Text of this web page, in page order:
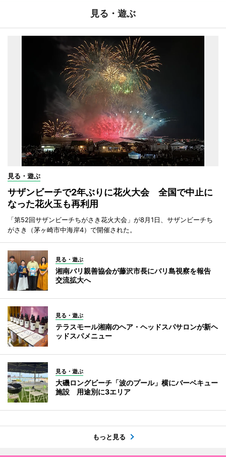
見る・遊ぶ
見る・遊ぶ
サザンビーチで2年ぶりに花火大会 全国で中止に
なった花火玉も再利用
「第52回サザンビーチちがさき花火大会」が8月1日、サザンビーチち
がさき（茅ヶ崎市中海岸4）で開催された。
見る・遊ぶ
湘南バリ親善協会が藤沢市長にバリ島視察を報告
交流拡大へ
見る・遊ぶ
テラスモール湘南のヘア・ヘッドスパサロンが新ヘ
ッドスパメニュー
見る・遊ぶ
大磯ロングビーチ「波のプール」横にバーベキュー
施設 用途別に3エリア
もっと見る